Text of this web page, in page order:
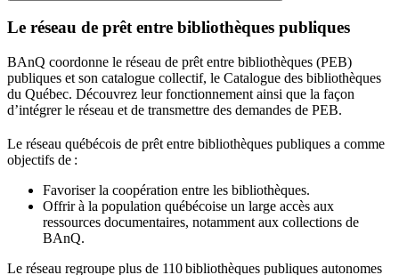
Le réseau de prêt entre bibliothèques publiques
BAnQ coordonne le réseau de prêt entre bibliothèques (PEB)
publiques et son catalogue collectif, le Catalogue des bibliothèques
du Québec. Découvrez leur fonctionnement ainsi que la façon
d’intégrer le réseau et de transmettre des demandes de PEB.
Le réseau québécois de prêt entre bibliothèques publiques a comme
objectifs de :
Favoriser la coopération entre les bibliothèques.
Offrir à la population québécoise un large accès aux
ressources documentaires, notamment aux collections de
BAnQ.
Le réseau regroupe plus de 110bibliothèques publiques autonomes